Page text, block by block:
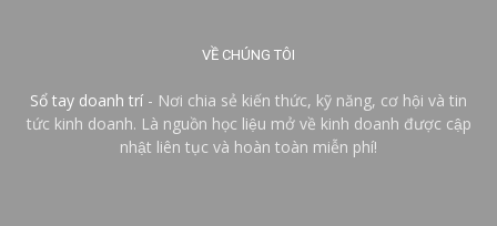
VỀ CHÚNG TÔI
Sổ tay doanh trí - Nơi chia sẻ kiến thức, kỹ năng, cơ hội và tin
tức kinh doanh. Là nguồn học liệu mở về kinh doanh được cập
nhật liên tục và hoàn toàn miễn phí!